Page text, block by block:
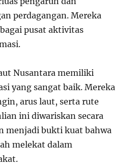
perdagangan. Mereka
pusat aktivitas
Nusantara memiliki
yang sangat baik. Mereka
arus laut, serta rute
ini diwariskan secara
menjadi bukti kuat bahwa
melekat dalam